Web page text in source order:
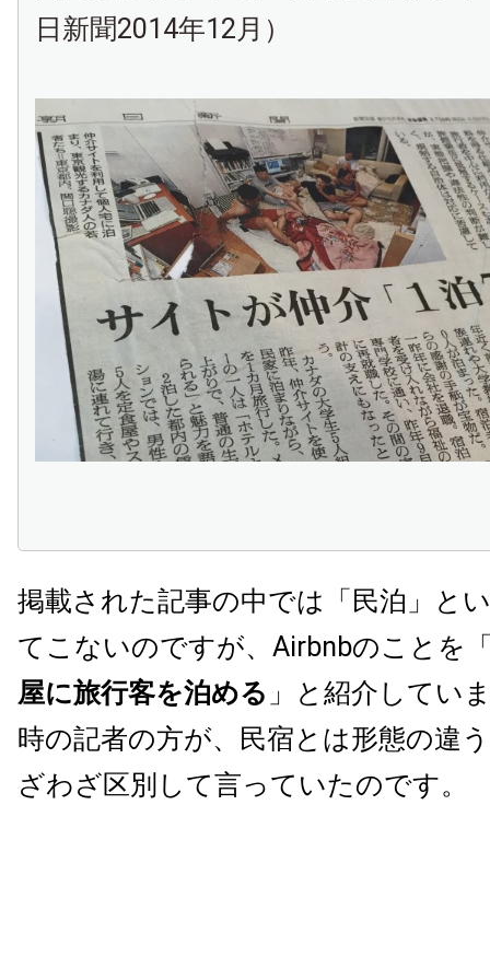
日新聞2014年12月）
掲載された記事の中では「民泊」と
てこないのですが、Airbnbのことを
屋に旅行客を泊める 」と紹介してい
時の記者の方が、民宿とは形態の違
ざわざ区別して言っていたのです。